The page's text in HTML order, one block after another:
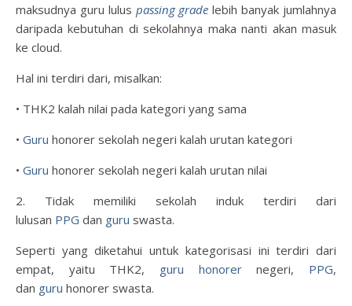
maksudnya guru lulus passing grade lebih banyak jumlahnya
daripada kebutuhan di sekolahnya maka nanti akan masuk
ke cloud.
Hal ini terdiri dari, misalkan:
• THK2 kalah nilai pada kategori yang sama
• Guru honorer sekolah negeri kalah urutan kategori
• Guru honorer sekolah negeri kalah urutan nilai
2. Tidak memiliki sekolah induk terdiri dari
lulusan PPG dan guru swasta.
Seperti yang diketahui untuk kategorisasi ini terdiri dari
empat, yaitu THK2, guru honorernegeri, PPG,
dan guru honorer swasta.